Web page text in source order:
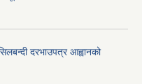
दरभाउपत्र आह्वानको